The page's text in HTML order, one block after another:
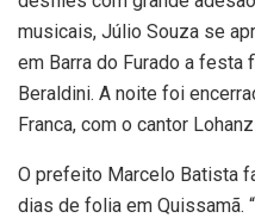
musicais, Júlio Souza se
em Barra do Furado a festa
Beraldini. A noite foi
Franca, com o cantor
O prefeito Marcelo Batista
dias de folia em Quissamã.